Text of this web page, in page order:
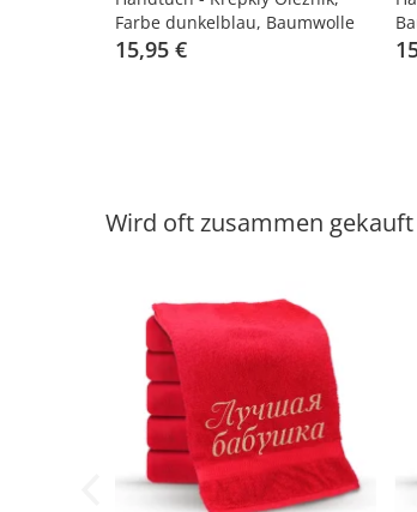
Farbe dunkelblau, Baumwolle
100 %
15,95 €
Wird oft zusammen gekauft